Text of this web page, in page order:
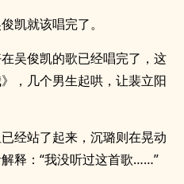
凯就该唱完了。
吴俊凯的歌已经唱完了，这
，几个男生起哄，让裴立阳
经站了起来，沉璐则在晃动
释：“我没听过这首歌……”